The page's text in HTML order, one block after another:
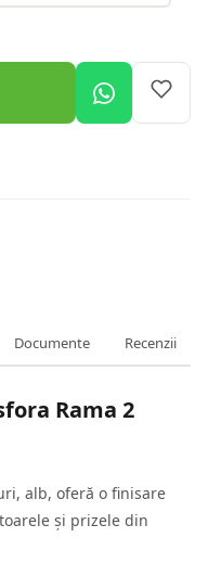
Documente Recenzii
Rama 2
alb, oferă o finisare
și prizele din